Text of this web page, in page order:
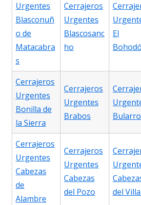
Urgentes
Blasconuñ
o de
Matacabra
s
Cerrajeros
Urgentes
Blascosanc
ho
El
Cerrajeros
Urgentes
Bonilla de
la Sierra
Cerrajeros
Urgentes
Brabos
Cerrajeros
Urgentes
Cabezas
de
Alambre
Cerrajeros
Urgentes
Cabezas
del Pozo
del